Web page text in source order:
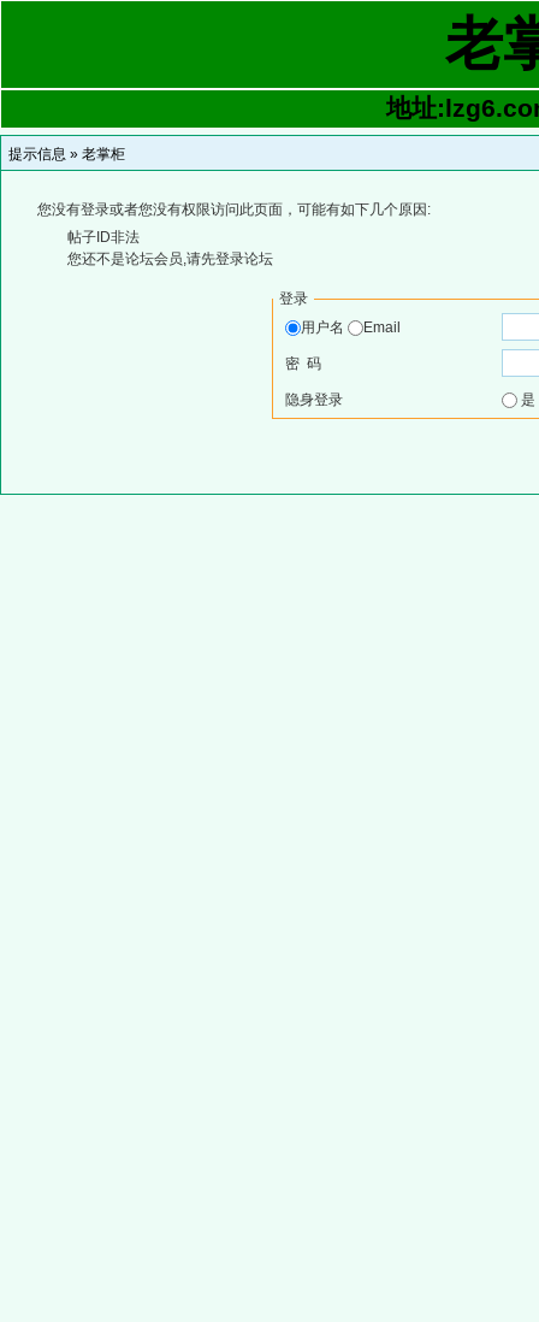
老
地址
提示信息 » 老掌柜
您没有登录或者您没有权限访问此页面，可能有如下几个原因:
帖子ID非法
您还不是论坛会员,请先登录论坛
登录
用户名
Email
密 码
隐身登录